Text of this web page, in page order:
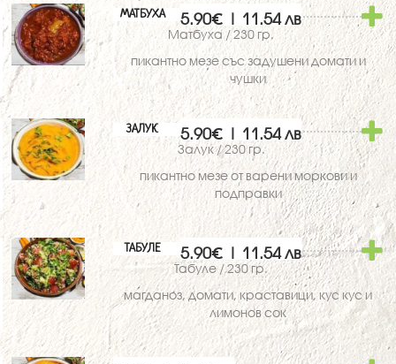
МАТБУХА
Матбуха / 230 гр.
5.90€ | 11.54 лв
пикантно мезе със задушени домати и
чушки
ЗАЛУК
Залук / 230 гр.
5.90€ | 11.54 лв
пикантно мезе от варени моркови и
подправки
ТАБУЛЕ
Табуле / 230 гр.
5.90€ | 11.54 лв
магданоз, домати, краставици, кус кус и
лимонов сок